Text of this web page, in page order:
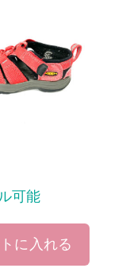
可能
に入れる